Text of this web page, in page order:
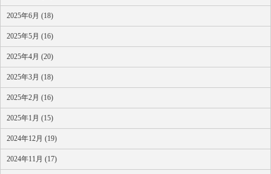
2025年6月 (18)
2025年5月 (16)
2025年4月 (20)
2025年3月 (18)
2025年2月 (16)
2025年1月 (15)
2024年12月 (19)
2024年11月 (17)